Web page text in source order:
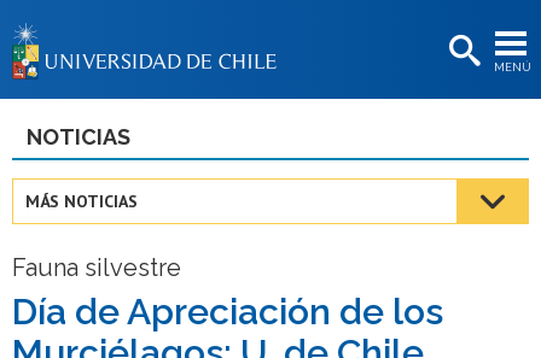
MENÚ
BIBLIOTECAS
Estudiantes
Funcionarias/os
NOTICIAS
MÁS NOTICIAS
Fauna silvestre
Día de Apreciación de los